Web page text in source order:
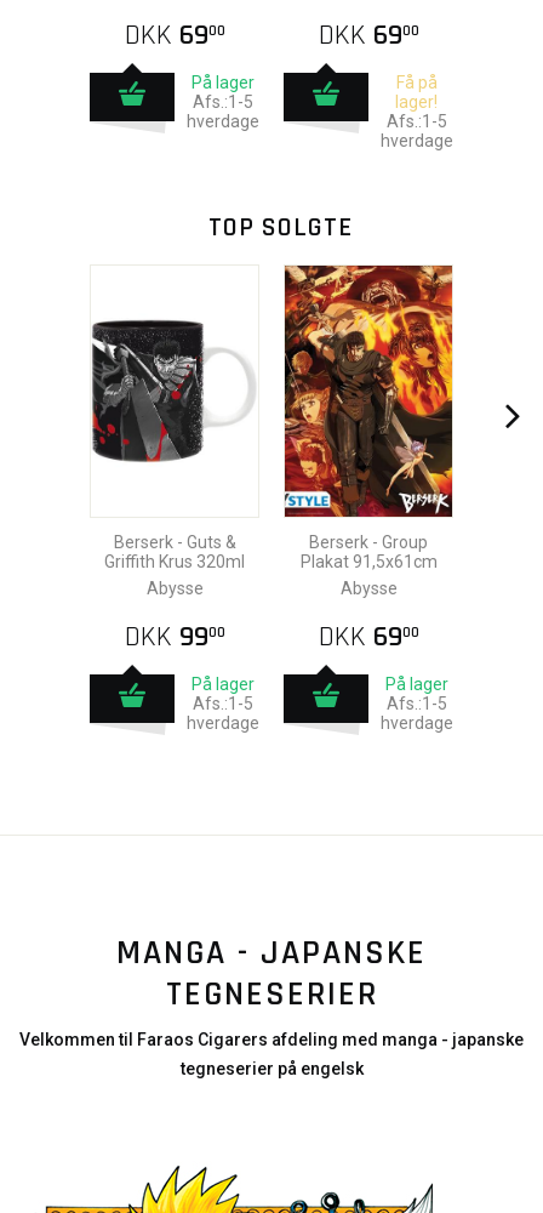
DKK 6900
På lager
Afs.:1-5
hverdage
DKK 6900
Få på
lager!
Afs.:1-5
hverdage
TOP SOLGTE
Berserk - Guts &
Griffith Krus 320ml
Abysse
DKK 9900
På lager
Afs.:1-5
hverdage
Berserk - Group
Plakat 91,5x61cm
Abysse
DKK 6900
På lager
Afs.:1-5
hverdage
MANGA - JAPANSKE
TEGNESERIER
Velkommen til Faraos Cigarers afdeling med manga - japanske
tegneserier på engelsk